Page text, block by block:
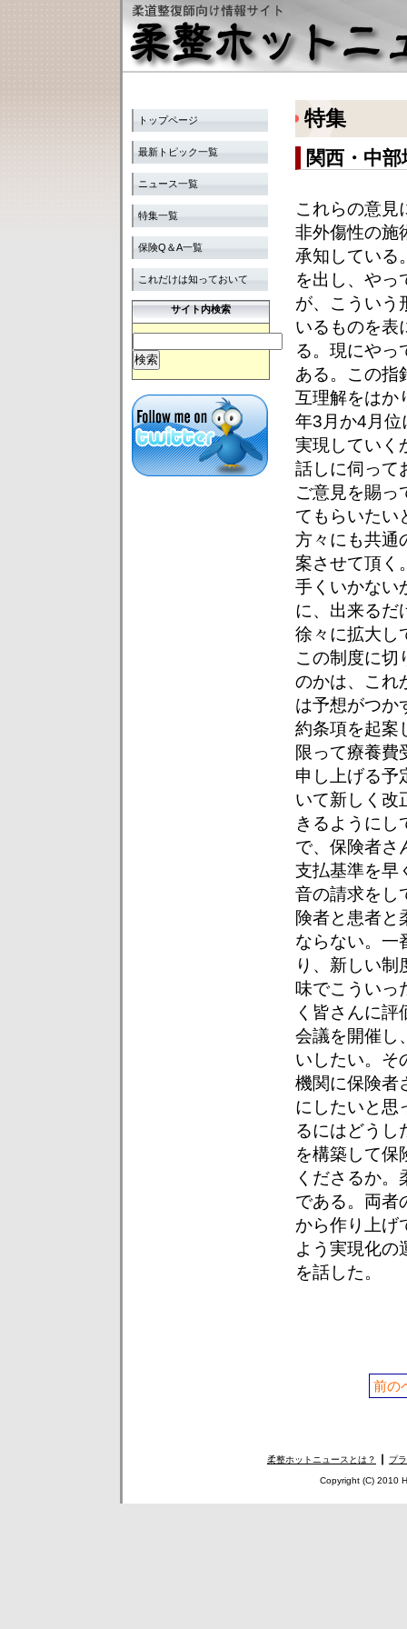
トップページ
最新トピック一覧
ニュース一覧
特集一覧
保険Q＆A一覧
これだけは知っておいて
サイト内検索
特集
関西・中
これらの意見
非外傷性の施
承知している
を出し、やっ
が、こういう
いるものを表
る。現にやっ
ある。この指
互理解をはか
年3月か4月位
実現していく
話しに伺って
ご意見を賜っ
てもらいたい
方々にも共通
案させて頂く
手くいかない
に、出来るだ
徐々に拡大し
この制度に切
のかは、これ
は予想がつか
約条項を起案
限って療養費
申し上げる予
いて新しく改
きるようにし
で、保険者さ
支払基準を早
音の請求をし
険者と患者と
ならない。一
り、新しい
味でこういっ
く皆さんに
会議を開催し
いしたい。そ
機関に保険者
にしたいと思
るにはどうし
を構築して保
くださるか
である。両者
から作り上げ
よう実現化の
を話した。
前の
柔整ホットニュースとは？ プ
Copyright (C) 2010